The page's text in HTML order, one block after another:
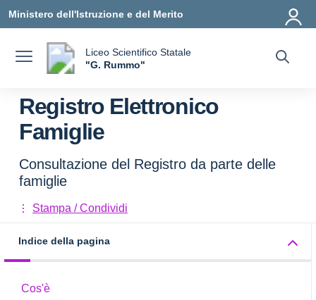
Ministero dell'Istruzione e del Merito
Liceo Scientifico Statale
"G. Rummo"
Registro Elettronico
Famiglie
Consultazione del Registro da parte delle
famiglie
Stampa / Condividi
Indice della pagina
Cos'è